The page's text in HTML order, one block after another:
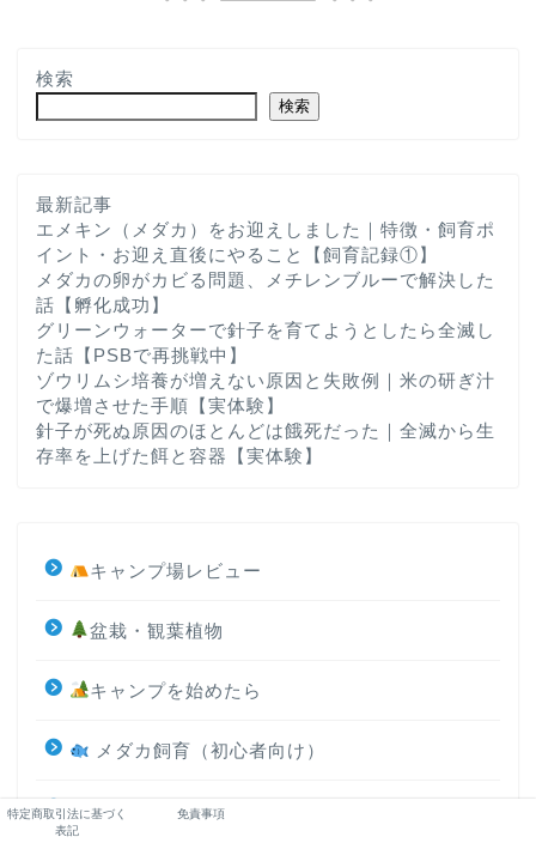
検索
検索
最新記事
エメキン（メダカ）をお迎えしました｜特徴・飼育ポ
イント・お迎え直後にやること【飼育記録①】
メダカの卵がカビる問題、メチレンブルーで解決した
話【孵化成功】
グリーンウォーターで針子を育てようとしたら全滅し
た話【PSBで再挑戦中】
ゾウリムシ培養が増えない原因と失敗例｜米の研ぎ汁
で爆増させた手順【実体験】
針子が死ぬ原因のほとんどは餓死だった｜全滅から生
存率を上げた餌と容器【実体験】
キャンプ場レビュー
盆栽・観葉植物
キャンプを始めたら
メダカ飼育（初心者向け）
ギアレビュー
特定商取引法に基づく
表記
免責事項